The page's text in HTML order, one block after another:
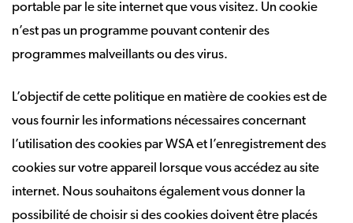
portable par le site internet que vous visitez. Un cookie
n’est pas un programme pouvant contenir des
programmes malveillants ou des virus.
L’objectif de cette politique en matière de cookies est de
vous fournir les informations nécessaires concernant
l’utilisation des cookies par WSA et l’enregistrement des
cookies sur votre appareil lorsque vous accédez au site
internet. Nous souhaitons également vous donner la
possibilité de choisir si des cookies doivent être placés